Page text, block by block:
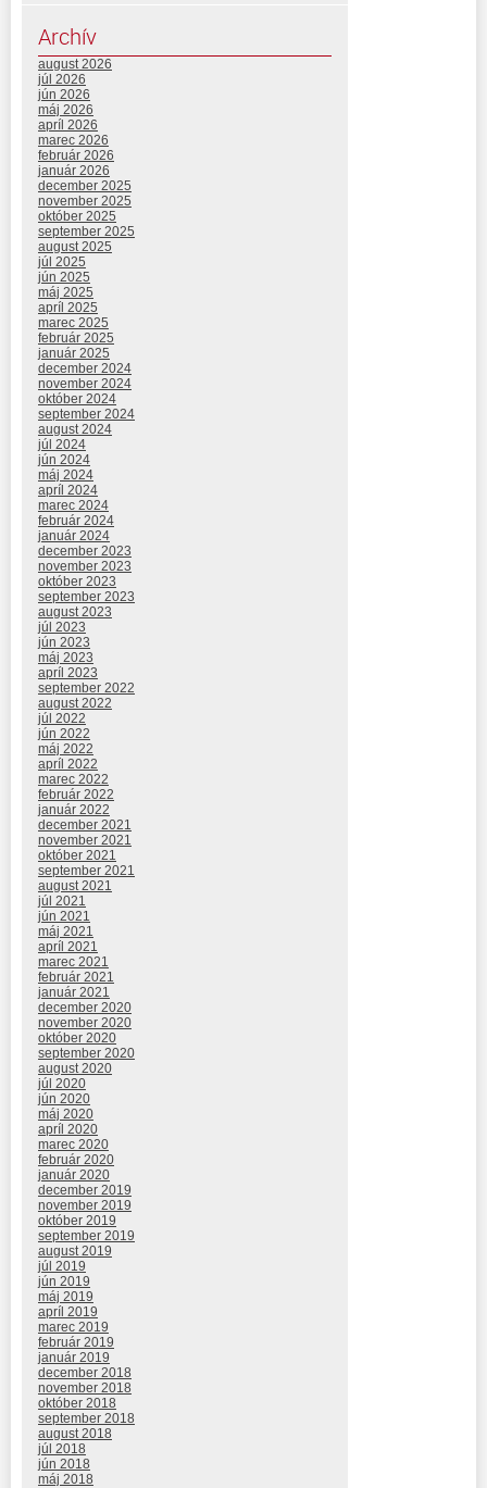
Archív
august 2026
júl 2026
jún 2026
máj 2026
apríl 2026
marec 2026
február 2026
január 2026
december 2025
november 2025
október 2025
september 2025
august 2025
júl 2025
jún 2025
máj 2025
apríl 2025
marec 2025
február 2025
január 2025
december 2024
november 2024
október 2024
september 2024
august 2024
júl 2024
jún 2024
máj 2024
apríl 2024
marec 2024
február 2024
január 2024
december 2023
november 2023
október 2023
september 2023
august 2023
júl 2023
jún 2023
máj 2023
apríl 2023
september 2022
august 2022
júl 2022
jún 2022
máj 2022
apríl 2022
marec 2022
február 2022
január 2022
december 2021
november 2021
október 2021
september 2021
august 2021
júl 2021
jún 2021
máj 2021
apríl 2021
marec 2021
február 2021
január 2021
december 2020
november 2020
október 2020
september 2020
august 2020
júl 2020
jún 2020
máj 2020
apríl 2020
marec 2020
február 2020
január 2020
december 2019
november 2019
október 2019
september 2019
august 2019
júl 2019
jún 2019
máj 2019
apríl 2019
marec 2019
február 2019
január 2019
december 2018
november 2018
október 2018
september 2018
august 2018
júl 2018
jún 2018
máj 2018